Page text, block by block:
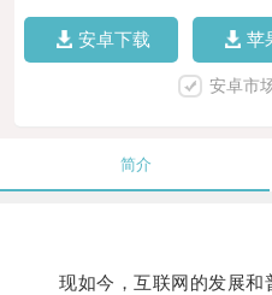
安卓下载 苹
安卓市
简介
现如今，互联网的发展和